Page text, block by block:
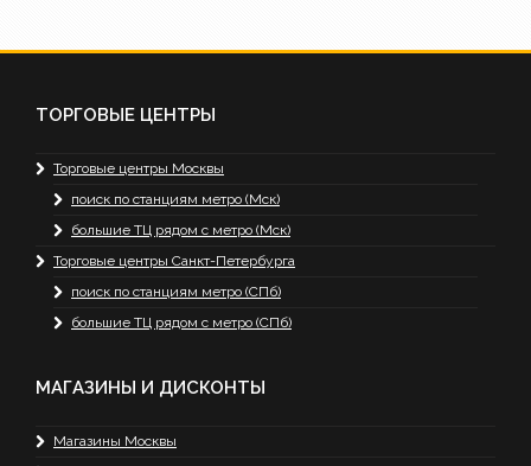
ТОРГОВЫЕ ЦЕНТРЫ
Торговые центры Москвы
поиск по станциям метро (Мск)
большие ТЦ рядом с метро (Мск)
Торговые центры Санкт-Петербурга
поиск по станциям метро (СПб)
большие ТЦ рядом с метро (СПб)
МАГАЗИНЫ И ДИСКОНТЫ
Магазины Москвы